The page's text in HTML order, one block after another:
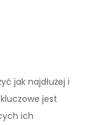
jak najdłużej i
jest
ich